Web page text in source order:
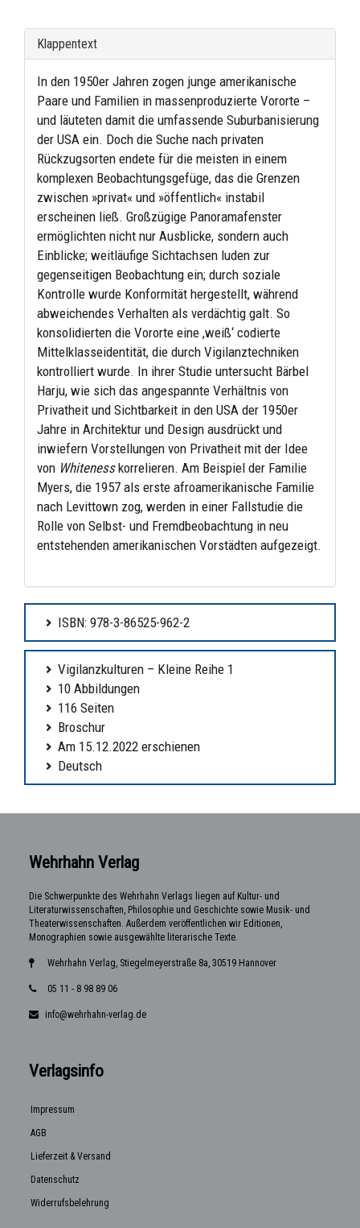
Klappentext
In den 1950er Jahren zogen junge amerikanische
Paare und Familien in massenproduzierte Vororte –
und läuteten damit die umfassende Suburbanisierung
der USA ein. Doch die Suche nach privaten
Rückzugsorten endete für die meisten in einem
komplexen Beobachtungsgefüge, das die Grenzen
zwischen »privat« und »öffentlich« instabil
erscheinen ließ. Großzügige Panoramafenster
ermöglichten nicht nur Ausblicke, sondern auch
Einblicke; weitläufige Sichtachsen luden zur
gegenseitigen Beobachtung ein; durch soziale
Kontrolle wurde Konformität hergestellt, während
abweichendes Verhalten als verdächtig galt. So
konsolidierten die Vororte eine ,weiß‘ codierte
Mittelklasseidentität, die durch Vigilanztechniken
kontrolliert wurde. In ihrer Studie untersucht Bärbel
Harju, wie sich das angespannte Verhältnis von
Privatheit und Sichtbarkeit in den USA der 1950er
Jahre in Architektur und Design ausdrückt und
inwiefern Vorstellungen von Privatheit mit der Idee
von Whitenesskorrelieren. Am Beispiel der Familie
Myers, die 1957 als erste afroamerikanische Familie
nach Levittown zog, werden in einer Fallstudie die
Rolle von Selbst- und Fremdbeobachtung in neu
entstehenden amerikanischen Vorstädten aufgezeigt.
ISBN: 978-3-86525-962-2
Vigilanzkulturen – Kleine Reihe 1
10 Abbildungen
116 Seiten
Broschur
Am 15.12.2022 erschienen
Deutsch
Wehrhahn Verlag
Die Schwerpunkte des Wehrhahn Verlags liegen auf Kultur- und
Literaturwissenschaften, Philosophie und Geschichte sowie Musik- und
Theaterwissenschaften. Außerdem veröffentlichen wir Editionen,
Monographien sowie ausgewählte literarische Texte.
Wehrhahn Verlag, Stiegelmeyerstraße 8a, 30519 Hannover
05 11 - 8 98 89 06
info@wehrhahn-verlag.de
Verlagsinfo
Impressum
AGB
Lieferzeit & Versand
Datenschutz
Widerrufsbelehrung